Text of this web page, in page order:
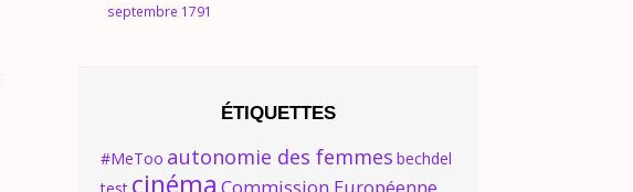
septembre 1791
ÉTIQUETTES
#MeToo autonomie des femmes bechdel
cinéma Commission Européenne